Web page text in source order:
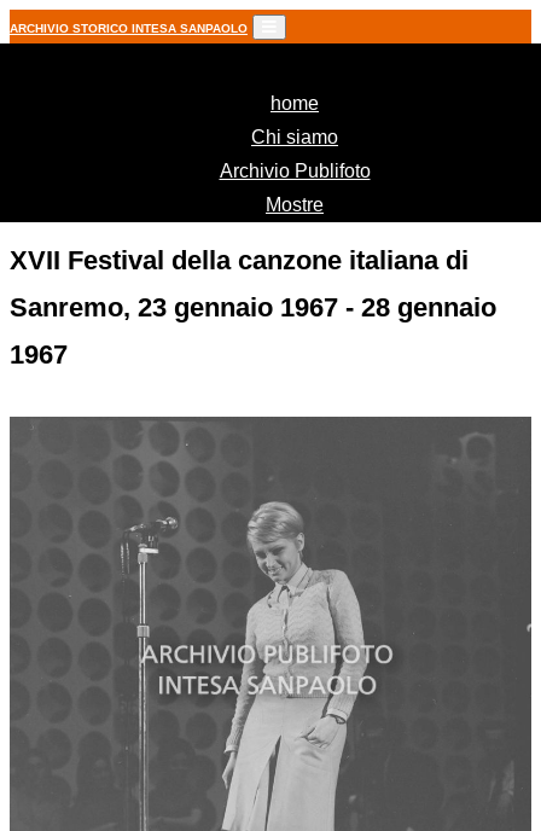
ARCHIVIO STORICO INTESA SANPAOLO
home(current)
Chi siamo
Archivio Publifoto
Mostre
XVII Festival della canzone italiana di
Sanremo, 23 gennaio 1967 - 28 gennaio
1967